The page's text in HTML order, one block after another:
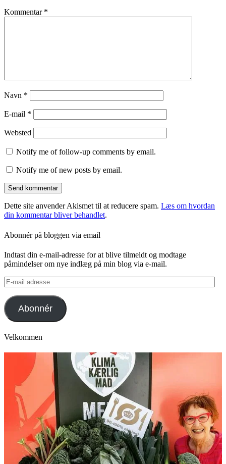
Kommentar *
Navn *
E-mail *
Websted
Notify me of follow-up comments by email.
Notify me of new posts by email.
Dette site anvender Akismet til at reducere spam. Læs om hvordan
din kommentar bliver behandlet.
Abonnér på bloggen via email
Indtast din e-mail-adresse for at blive tilmeldt og modtage
påmindelser om nye indlæg på min blog via e-mail.
E-
mail
adresse
Abonnér
Velkommen